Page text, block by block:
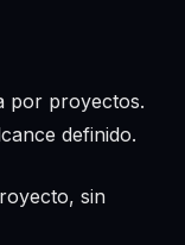
por proyectos.
definido.
sin